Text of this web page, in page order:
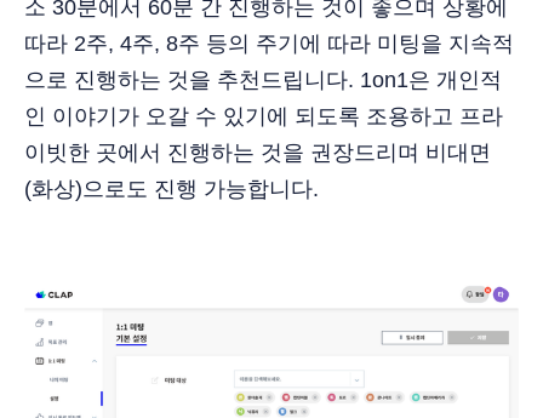
소 30분에서 60분 간 진행하는 것이 좋으며 상황에
따라 2주, 4주, 8주 등의 주기에 따라 미팅을 지속적
으로 진행하는 것을 추천드립니다. 1on1은 개인적
인 이야기가 오갈 수 있기에 되도록 조용하고 프라
이빗한 곳에서 진행하는 것을 권장드리며 비대면
(화상)으로도 진행 가능합니다.